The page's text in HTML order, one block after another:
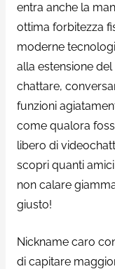
entra anche la
ottima forbitezza
moderne
alla estensione
chattare,
funzioni
come qualora
libero di
scopri quanti
non calare
giusto!
Nickname caro
di capitare